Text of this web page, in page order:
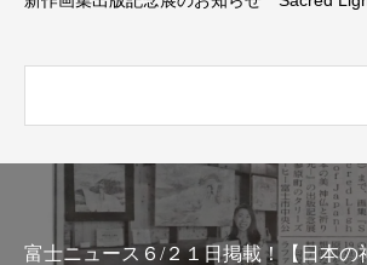
富士ニュース６/２１日掲載！【日本の